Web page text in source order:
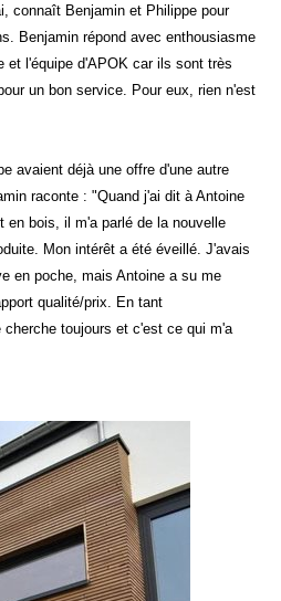
connaît Benjamin et Philippe pour
Benjamin répond avec enthousiasme
et l'équipe d'APOK car ils sont très
un bon service. Pour eux, rien n'est
avaient déjà une offre d'une autre
raconte : "Quand j'ai dit à Antoine
en bois, il m'a parlé de la nouvelle
Mon intérêt a été éveillé. J'avais
en poche, mais Antoine a su me
qualité/prix. En tant
cherche toujours et c'est ce qui m'a